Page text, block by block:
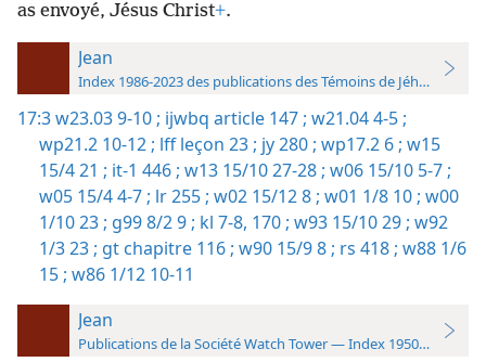
as envoyé, Jésus Christ+.
Jean
Index 1986-2023 des publications des Témoins de Jéhovah
17:3w23.03 9-10 ; ijwbq article 147 ; w21.04 4-5 ;
wp21.2 10-12 ; lff leçon 23 ; jy 280 ; wp17.2 6 ; w15
15/4 21 ; it-1 446 ; w13 15/10 27-28 ; w06 15/10 5-7 ;
w05 15/4 4-7 ; lr 255 ; w02 15/12 8 ; w01 1/8 10 ; w00
1/10 23 ; g99 8/2 9 ; kl 7-8, 170 ; w93 15/10 29 ; w92
1/3 23 ; gt chapitre 116 ; w90 15/9 8 ; rs 418 ; w88 1/6
15 ; w86 1/12 10-11
Jean
Publications de la Société Watch Tower — Index 1950-1985